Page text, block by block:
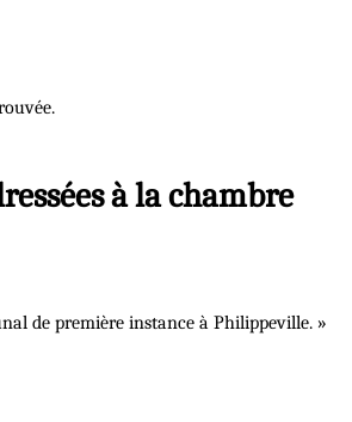
à la chambre
de première instance à Philippeville. »